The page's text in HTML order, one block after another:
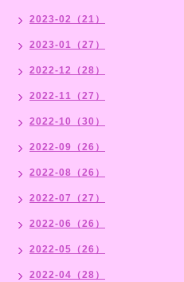
2023-02（21）
2023-01（27）
2022-12（28）
2022-11（27）
2022-10（30）
2022-09（26）
2022-08（26）
2022-07（27）
2022-06（26）
2022-05（26）
2022-04（28）